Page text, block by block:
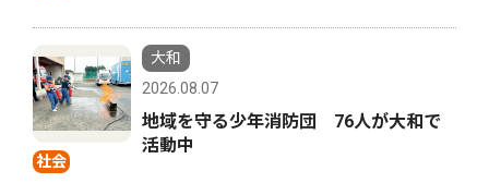
社会
大和
2026.08.07
地域を守る少年消防団 76人が大和で
活動中